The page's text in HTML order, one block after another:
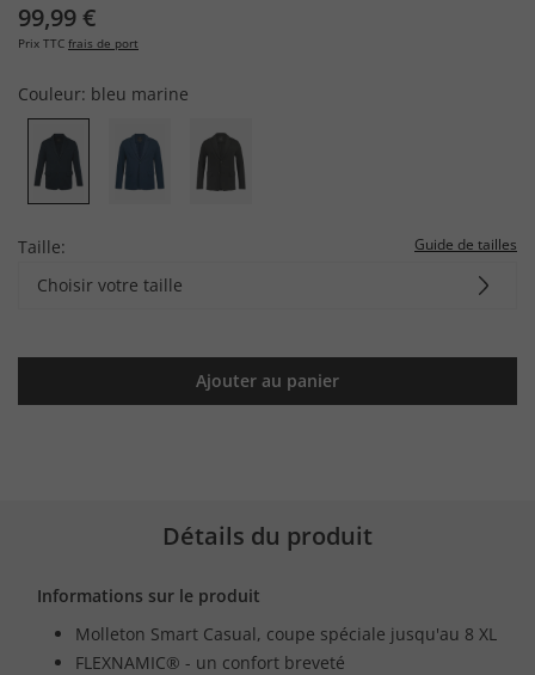
99,99 €
Prix TTC frais de port
Couleur: bleu marine
Taille: Guide de tailles
Choisir votre taille
Ajouter au panier
Détails du produit
Informations sur le produit
Molleton Smart Casual, coupe spéciale jusqu'au 8 XL
FLEXNAMIC® - un confort breveté